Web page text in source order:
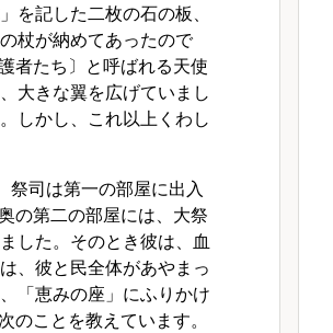
を記した二枚の石の板、
杖が納めてあったので
者たち〕と呼ばれる天使
大きな翼を広げていまし
しかし、これ以上くわし
祭司は第一の部屋に出入
の第二の部屋には、大祭
した。そのとき彼は、血
、彼と民全体があやまっ
「恵みの座」にふりかけ
のことを教えています。